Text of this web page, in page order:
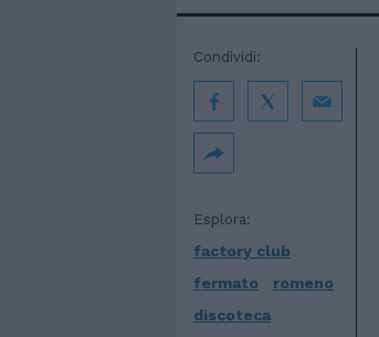
Esplora:
factory club
fermato
romeno
discoteca
Condividi: